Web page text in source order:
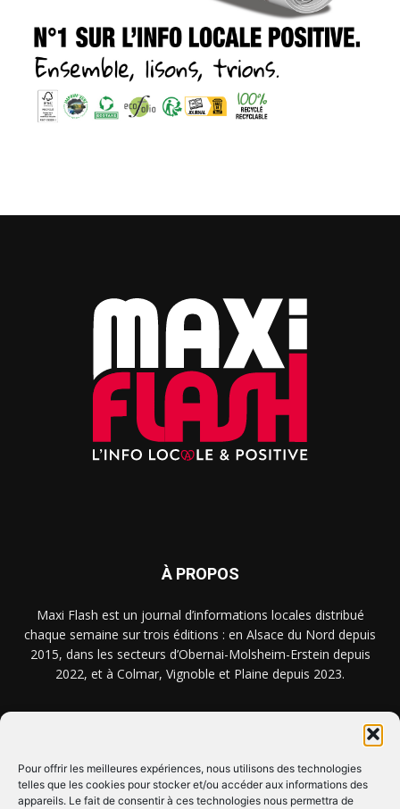
Pour offrir les meilleures expériences, nous utilisons des technologies
telles que les cookies pour stocker et/ou accéder aux informations des
appareils. Le fait de consentir à ces technologies nous permettra de
À PROPOS
Maxi Flash est un journal d’informations locales distribué
chaque semaine sur trois éditions : en Alsace du Nord depuis
2015, dans les secteurs d’Obernai-Molsheim-Erstein depuis
2022, et à Colmar, Vignoble et Plaine depuis 2023.
CLIQUEZ ICI !